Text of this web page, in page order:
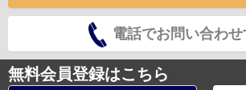
電話でお問い合わせ
無料会員登録はこちら